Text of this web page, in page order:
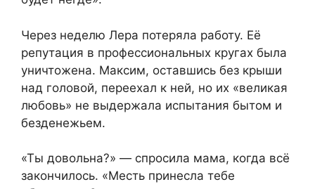
Через неделю Лера потеряла работу. Её
репутация в профессиональных кругах была
уничтожена. Максим, оставшись без крыши
над головой, переехал к ней, но их «великая
любовь» не выдержала испытания бытом и
безденежьем.
«Ты довольна?» — спросила мама, когда всё
закончилось. «Месть принесла тебе